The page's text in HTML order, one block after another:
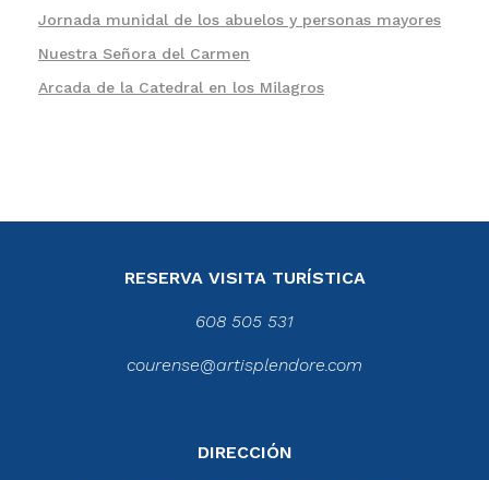
Jornada munidal de los abuelos y personas mayores
Nuestra Señora del Carmen
Arcada de la Catedral en los Milagros
RESERVA VISITA TURÍSTICA
608 505 531
courense@artisplendore.com
DIRECCIÓN